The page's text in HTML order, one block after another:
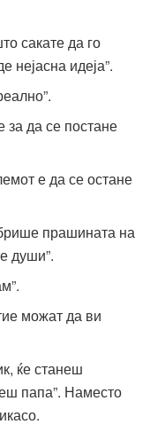
сакате да го
нејасна идеја”.
за да се постане
е да се остане
прашината на
души”.
можат да ви
ќе станеш
папа”. Наместо